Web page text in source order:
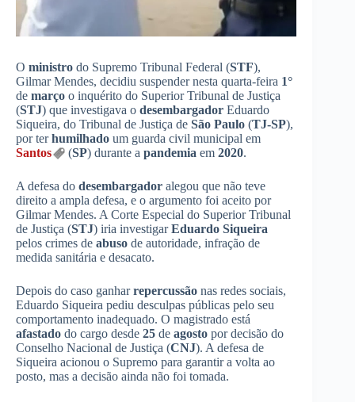
O ministro do Supremo Tribunal Federal (STF),
Gilmar Mendes, decidiu suspender nesta quarta-feira 1°
de março o inquérito do Superior Tribunal de Justiça
(STJ) que investigava o desembargador Eduardo
Siqueira, do Tribunal de Justiça de São Paulo (TJ-SP),
por terhumilhado um guarda civil municipal em
Santos
(SP) durante a pandemia em 2020.
A defesa do desembargador alegou que não teve
direito a ampla defesa, e o argumento foi aceito por
Gilmar Mendes. A Corte Especial do Superior Tribunal
de Justiça (STJ) iria investigarEduardo Siqueira
pelos crimes de abuso de autoridade, infração de
medida sanitária e desacato.
Depois do caso ganharrepercussão nas redes sociais,
Eduardo Siqueira pediu desculpas públicas pelo seu
comportamento inadequado. O magistrado está
afastado do cargo desde 25 de agosto por decisão do
Conselho Nacional de Justiça (CNJ). A defesa de
Siqueira acionou o Supremo para garantir a volta ao
posto, mas a decisão ainda não foi tomada.